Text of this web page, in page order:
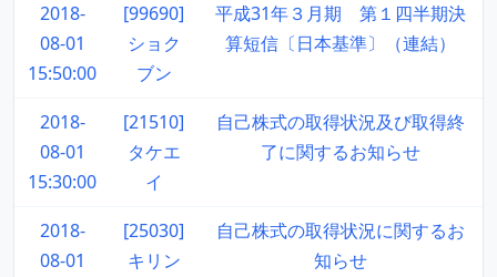
2018-
08-01
15:50:00
[99690]
ショク
ブン
平成31年３月期 第１四半期決
算短信〔日本基準〕（連結）
2018-
08-01
15:30:00
[21510]
タケエ
イ
自己株式の取得状況及び取得終
了に関するお知らせ
2018-
08-01
[25030]
キリン
自己株式の取得状況に関するお
知らせ